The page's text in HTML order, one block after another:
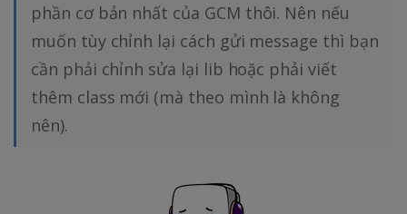
phần cơ bản nhất của GCM thôi. Nên nếu
muốn tùy chỉnh lại cách gửi message thì bạn
cần phải chỉnh sửa lại lib hoặc phải viết
thêm class mới (mà theo mình là không
nên).